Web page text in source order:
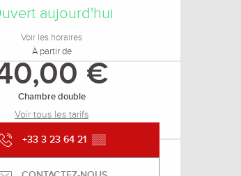
aujourd'hui
Voir les horaires
À partir de
€
Chambre double
Voir tous les tarifs
+33 3 23 64 21 ▒▒